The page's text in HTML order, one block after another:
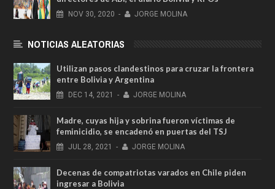
NOV 30, 2020 - JORGE MOLINA
NOTICIAS ALEATORIAS
Utilizan pasos clandestinos para cruzar la frontera
entre Bolivia y Argentina
DEC 14, 2021 - JORGE MOLINA
Madre, cuyas hija y sobrina fueron víctimas de
feminicidio, se encadenó en puertas del TSJ
JUL 28, 2021 - JORGE MOLINA
Decenas de compatriotas varados en Chile piden
ingresar a Bolivia